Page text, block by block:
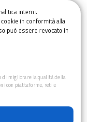
interni.
in conformità alla
può essere revocato in
di migliorare la qualità della
con piattaforme, reti e